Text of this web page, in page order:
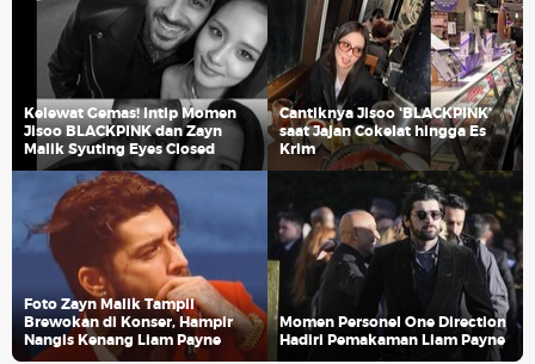
Kelewat Gemas! Intip Momen
Jisoo BLACKPINK dan Zayn
Malik Syuting Eyes Closed
Cantiknya Jisoo 'BLACKPINK'
saat Jajan Cokelat hingga Es
Krim
Foto Zayn Malik Tampil
Brewokan di Konser, Hampir
Nangis Kenang Liam Payne
Momen Personel One Direction
Hadiri Pemakaman Liam Payne